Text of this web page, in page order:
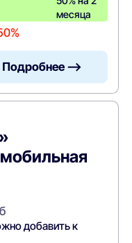
месяца
Подробнее —>
добавить к